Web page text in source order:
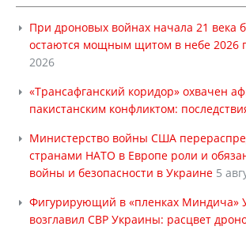
При дроновых войнах начала 21 века
остаются мощным щитом в небе 2026
2026
«Трансафганский коридор» охвачен
пакистанским конфликтом:
Министерство войны США
странами НАТО в Европе роли и
войны и безопасности в Украине 5
Фигурирующий в «пленках Миндича»
возглавил СВР Украины: расцвет